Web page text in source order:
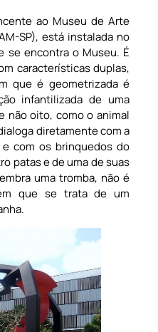
ao Museu de Arte
SP), está instalada no
se encontra o Museu. É
características duplas,
que é geometrizada é
infantilizada de uma
não oito, como o animal
diretamente com a
com os brinquedos do
patas e de uma de suas
uma tromba, não é
que se trata de um